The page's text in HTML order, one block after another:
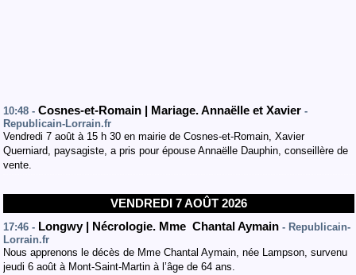
10:48 - Cosnes-et-Romain | Mariage. Annaëlle et Xavier -
Republicain-Lorrain.fr
Vendredi 7 août à 15 h 30 en mairie de Cosnes-et-Romain, Xavier
Querniard, paysagiste, a pris pour épouse Annaëlle Dauphin, conseillère de
vente.
VENDREDI 7 AOÛT 2026
17:46 - Longwy | Nécrologie. Mme Chantal Aymain - Republicain-
Lorrain.fr
Nous apprenons le décès de Mme Chantal Aymain, née Lampson, survenu
jeudi 6 août à Mont-Saint-Martin à l’âge de 64 ans.